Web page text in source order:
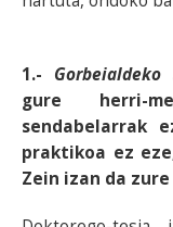
1.- Gorbeialdeko
gure herri-
sendabelarrak
praktikoa ez
Zein izan da zure